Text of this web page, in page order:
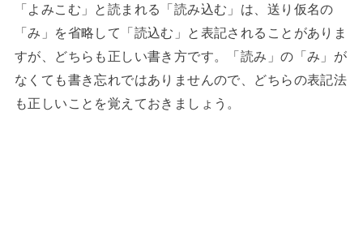
「よみこむ」と読まれる「読み込む」は、送り仮名の
「み」を省略して「読込む」と表記されることがありま
すが、どちらも正しい書き方です。「読み」の「み」が
なくても書き忘れではありませんので、どちらの表記法
も正しいことを覚えておきましょう。